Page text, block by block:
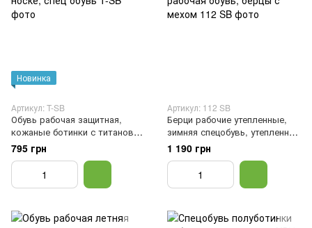
Новинка
Артикул: T-SB
Обувь рабочая защитная,
кожаные ботинки с титановой
пластиной на носке, спец
обувь, Черный, 38
795 грн
Артикул: 112 SB
Берци рабочие утепленные,
зимняя спецобувь, утепленная
рабочая обувь, берцы с
мехом, Черный, 47
1 190 грн